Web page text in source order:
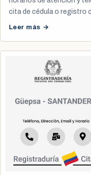
cita de cédula o registro
Leer más →